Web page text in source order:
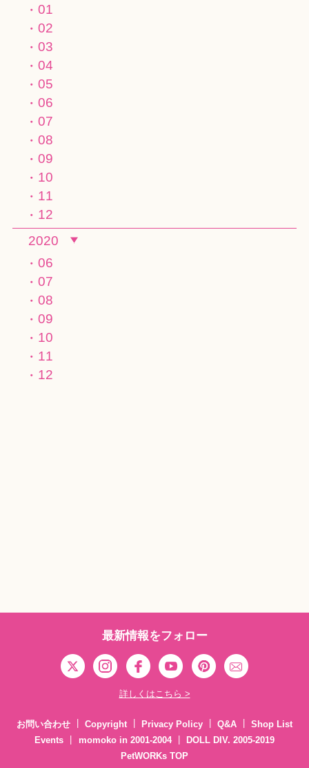
01
02
03
04
05
06
07
08
09
10
11
12
2020
06
07
08
09
10
11
12
最新情報をフォロー
詳しくはこちら >
お問い合わせ Copyright Privacy Policy Q&A
Shop List
Events
momoko in 2001-2004
DOLL DIV. 2005-2019
PetWORKs TOP